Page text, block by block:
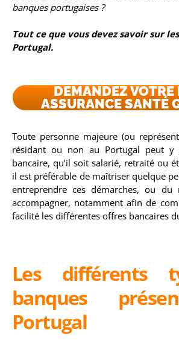
banques portugaises ?
Tout ce que vous devez savoir sur
Portugal.
DEMANDEZ VOTRE
ASSURANCE SANTÉ
Toute personne majeure (ou
résidant ou non au Portugal peut
bancaire, qu’il soit salarié, retraité ou
il est préférable de maîtriser quelque
entreprendre ces démarches, ou
accompagner, notamment afin de
facilité les différentes offres bancaires
Les différents
banques
Portugal